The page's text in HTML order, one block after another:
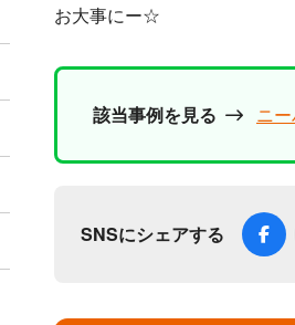
お大事にー☆
該当事例を見る ニ
SNSにシェアする